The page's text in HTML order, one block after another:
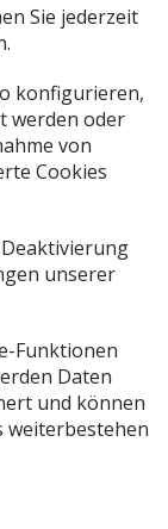
Sie jederzeit
konfigurieren,
werden oder
von
Cookies
unserer
Funktionen
Daten
und können
weiterbestehen